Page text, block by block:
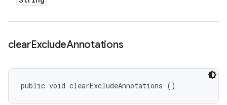
clearExcludeAnnotations
public void clearExcludeAnnotations ()